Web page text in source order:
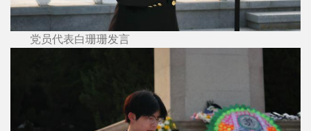
党员代表白珊珊发言